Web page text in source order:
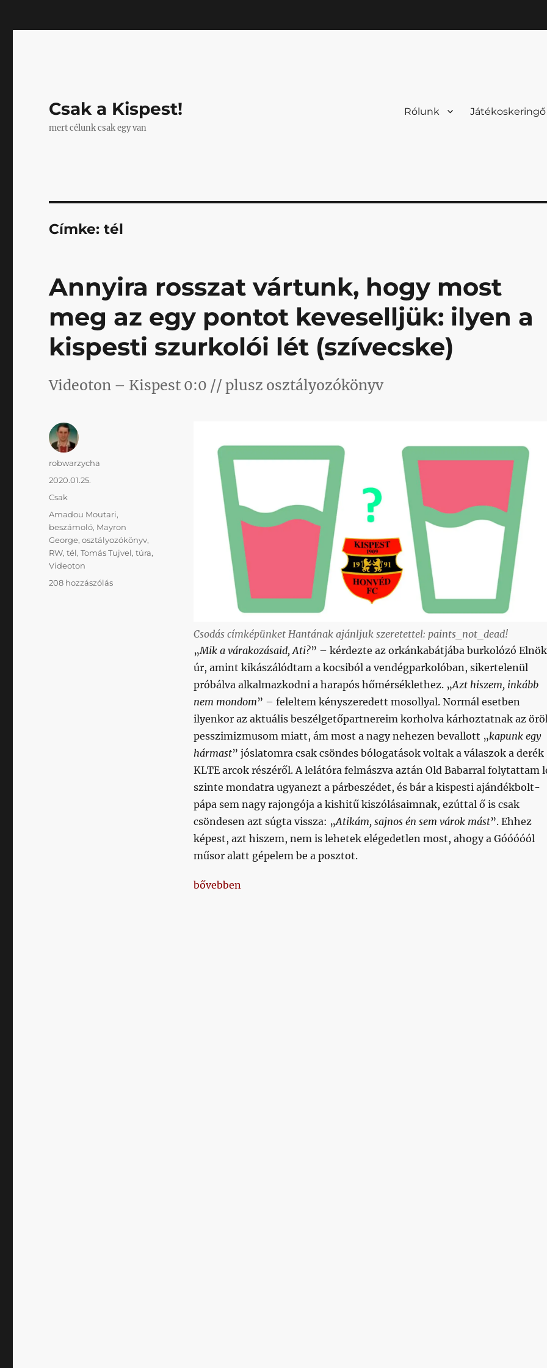
Csak a Kispest!
mert célunk csak egy van
Rólunk Játékoskeringő
Címke:tél
Annyira rosszat vártunk, hogy most
meg az egy pontot keveselljük: ilyen a
kispesti szurkolói lét (szívecske)
Videoton – Kispest 0:0 // plusz osztályozókönyv
Csodás címképünket Hantának ajánljuk szeretettel: paints_not_dead!
„Mik a várakozásaid, Ati?” – kérdezte az orkánkabátjába burkolózó Elnök
úr, amint kikászálódtam a kocsiból a vendégparkolóban, sikertelenül
próbálva alkalmazkodni a harapós hőmérséklethez. „Azt hiszem, inkább
nem mondom” – feleltem kényszeredett mosollyal. Normál esetben
ilyenkor az aktuális beszélgetőpartnereim korholva kárhoztatnak az
pesszimizmusom miatt, ám most a nagy nehezen bevallott „kapunk egy
hármast” jóslatomra csak csöndes bólogatások voltak a válaszok a derék
KLTE arcok részéről. A lelátóra felmászva aztán Old Babarral folytattam
szinte mondatra ugyanezt a párbeszédet, és bár a kispesti ajándékbolt-
pápa sem nagy rajongója a kishitű kiszólásaimnak, ezúttal ő is csak
csöndesen azt súgta vissza: „Atikám, sajnos én sem várok mást”. Ehhez
képest, azt hiszem, nem is lehetek elégedetlen most, ahogy a Góóóóól
műsor alatt gépelem be a posztot.
„Annyira rosszat vártunk, hogy most meg az egy pontot keveselljük:
bővebben
Szerző
robwarzycha
Közzétéve
2020.01.25.
Kategória
Csak
Címke
Amadou Moutari,
beszámoló, Mayron
George,osztályozókönyv,
RW,tél,Tomás Tujvel,túra,
Videoton
208 hozzászólásAnnyira